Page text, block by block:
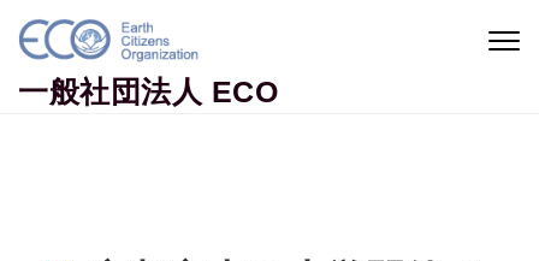
Skip to content
一般社団法人 ECO